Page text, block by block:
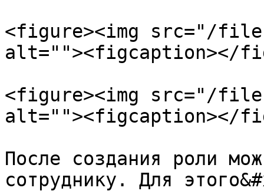
<figure><img src="/
alt=""><figcaption></
<figure><img src="/files/
alt=""><figcaption></
После создания роли
сотруднику. Для